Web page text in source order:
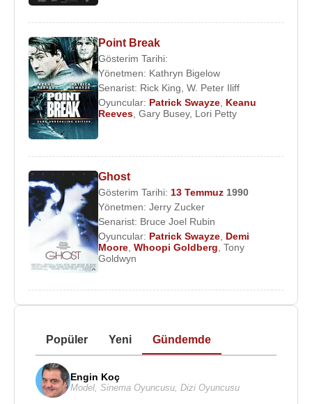
Point Break
Gösterim Tarihi:
Yönetmen: Kathryn Bigelow
Senarist: Rick King W. Peter Iliff
Oyuncular: Patrick Swayze Keanu
Reeves Gary Busey, Lori Petty
Ghost
Gösterim Tarihi: 13 Temmuz 1990
Yönetmen: Jerry Zucker
Senarist: Bruce Joel Rubin
Oyuncular: Patrick Swayze Demi
Moore Whoopi Goldberg Tony
Goldwyn
Popüler Yeni Gündemde
Engin Koç
Model Sinema Oyuncusu Dizi Oyuncusu